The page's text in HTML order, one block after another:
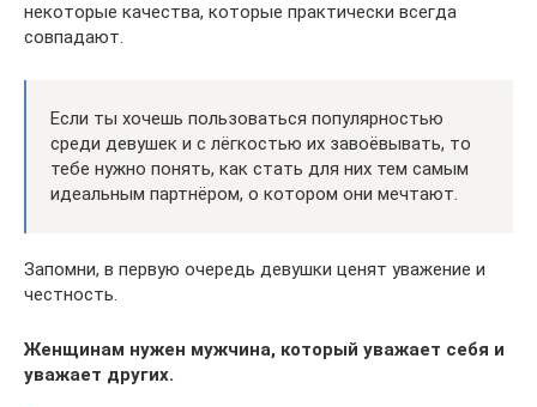
некоторые качества, которые практически всегда
совпадают.
Если ты хочешь пользоваться популярностью
среди девушек и с лёгкостью их завоёвывать, то
тебе нужно понять, как стать для них тем самым
идеальным партнёром, о котором они мечтают.
Запомни, в первую очередь девушки ценят уважение и
честность.
Женщинам нужен мужчина, который уважает себя и
уважает других.